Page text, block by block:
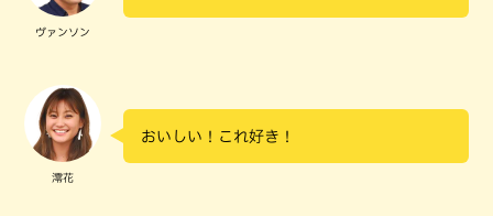
ヴァンソン
澪花
おいしい！これ好き！